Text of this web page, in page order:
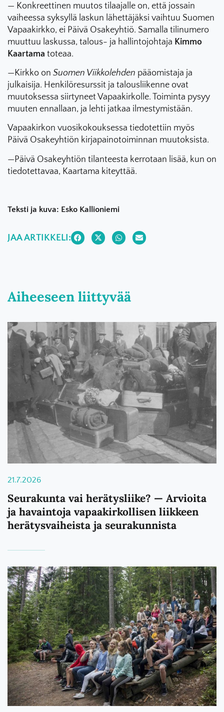
— Konkreettinen muutos tilaajalle on, että jossain
vaiheessa syksyllä laskun lähettäjäksi vaihtuu Suomen
Vapaakirkko, ei Päivä Osakeyhtiö. Samalla tilinumero
muuttuu laskussa, talous- ja hallintojohtaja Kimmo
Kaartama toteaa.
—Kirkko on Suomen Viikkolehden pääomistaja ja
julkaisija. Henkilöresurssit ja talousliikenne ovat
muutoksessa siirtyneet Vapaakirkolle. Toiminta pysyy
muuten ennallaan, ja lehti jatkaa ilmestymistään.
Vapaakirkon vuosikokouksessa tiedotettiin myös
Päivä Osakeyhtiön kirjapainotoiminnan muutoksista.
—Päivä Osakeyhtiön tilanteesta kerrotaan lisää, kun on
tiedotettavaa, Kaartama kiteyttää.
Teksti ja kuva: Esko Kallioniemi
JAA ARTIKKELI:
Aiheeseen liittyvää
21.7.2026
Seurakunta vai herätysliike? — Arvioita
ja havaintoja vapaakirkollisen liikkeen
herätysvaiheista ja seurakunnista